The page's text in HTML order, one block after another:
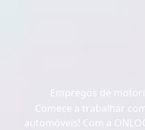
Empregos de
Comece a trabalhar
automóveis! Com a